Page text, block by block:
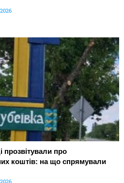
прозвітували про
коштів: на що спрямували